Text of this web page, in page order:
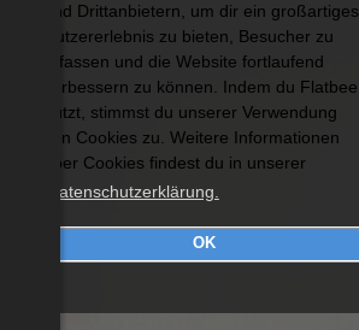
und Drittanbietern, um dir ein großartiges
Nutzererlebnis zu bieten, Besucher zu
erfassen und die Website fortlaufend
verbessern zu können. Indem du Flatbee
nutzt, stimmst du unserer Verwendung
von Cookies zu. Weitere Informationen
über Cookies findest du in unserer
Datenschutzerklärung.
OK